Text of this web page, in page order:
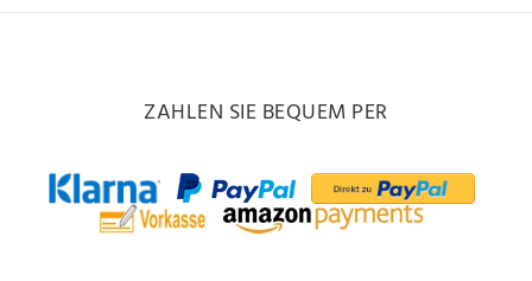
ZAHLEN SIE BEQUEM PER